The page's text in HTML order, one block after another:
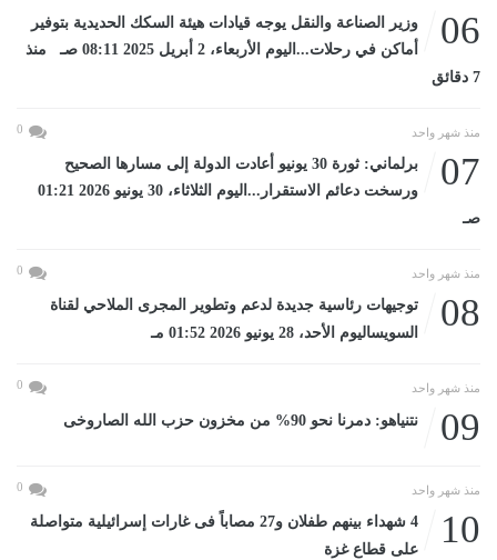
06
وزير الصناعة والنقل يوجه قيادات هيئة السكك الحديدية بتوفير
أماكن في رحلات...اليوم الأربعاء، 2 أبريل 2025 08:11 صـ منذ
7 دقائق
منذ شهر واحد 0
07
برلماني: ثورة 30 يونيو أعادت الدولة إلى مسارها الصحيح
ورسخت دعائم الاستقرار...اليوم الثلاثاء، 30 يونيو 2026 01:21
صـ
منذ شهر واحد 0
08
توجيهات رئاسية جديدة لدعم وتطوير المجرى الملاحي لقناة
السويساليوم الأحد، 28 يونيو 2026 01:52 مـ
منذ شهر واحد 0
09 نتنياهو: دمرنا نحو 90% من مخزون حزب الله الصاروخى
منذ شهر واحد 0
10
4 شهداء بينهم طفلان و27 مصاباً فى غارات إسرائيلية متواصلة
على قطاع غزة